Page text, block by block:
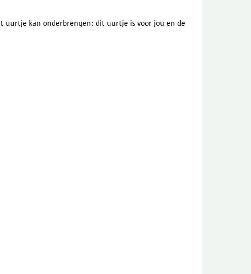
uurtje kan onderbrengen: dit uurtje is voor jou en de